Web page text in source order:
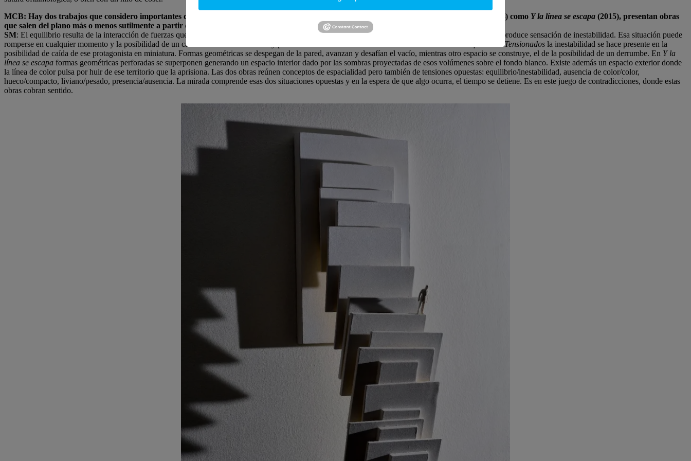
MCB: Hay dos trabajos que considero importantes destacar como antesala para tu producción más reciente: tanto
(2014) como Y la línea se escapa (2015), presentan obras
que salen del plano más o menos sutilmente a partir de un bajo relieve, desafiando el equilibro y la percepción de estabilidad.
SM: El equilibrio resulta de la interacción de fuerzas que actúan en sentido opuesto contrarrestándose. Es por lo tanto un estado de reposo forzado ya que produce sensación de inestabilidad. Esa situación puede
romperse en cualquier momento y la posibilidad de un cambio brusco en la acción y por ende en el resultado nos mantiene atentos. En mi obra
Equilibrios Tensionados la inestabilidad se hace presente en la
posibilidad de caída de ese protagonista en miniatura. Formas geométricas se despegan de la pared, avanzan y desafían el vacío, mientras otro espacio se construye, el de la posibilidad de un derrumbe. En Y la
línea se escapa formas geométricas perforadas se superponen generando un espacio interior dado por las sombras proyectadas de esos volúmenes sobre el fondo blanco. Existe además un espacio exterior donde
la línea de color pulsa por huir de ese territorio que la aprisiona. Las dos obras reúnen conceptos de espacialidad pero también de tensiones opuestas: equilibrio/inestabilidad, ausencia de color/color,
hueco/compacto, liviano/pesado, presencia/ausencia. La mirada comprende esas dos situaciones opuestas y en la espera de que algo ocurra, el tiempo se detiene. Es en este juego de contradicciones, donde estas
obras cobran sentido.